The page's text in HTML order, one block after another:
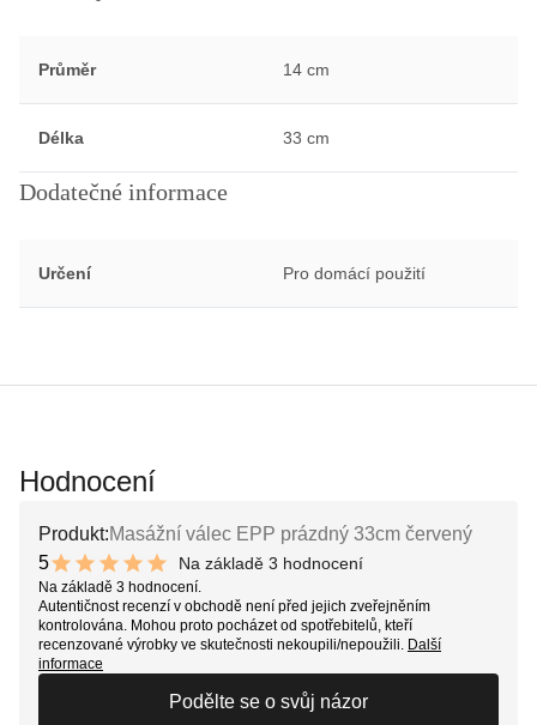
Průměr 14 cm
Délka 33 cm
Dodatečné informace
Určení Pro domácí použití
Hodnocení
Produkt:Masážní válec EPP prázdný 33cm červený
5
10 out of 10 stars
Na základě 3 hodnocení
Na základě 3 hodnocení.
Autentičnost recenzí v obchodě není před jejich zveřejněním
kontrolována. Mohou proto pocházet od spotřebitelů, kteří
recenzované výrobky ve skutečnosti nekoupili/nepoužili. Další
informace
Podělte se o svůj názor